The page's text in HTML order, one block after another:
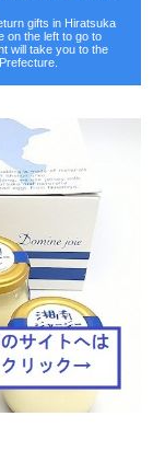
gifts in Hiratsuka
on the left to go to
will take you to the